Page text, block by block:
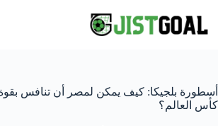
المحتوى
أسطورة بلجيكا: كيف يمكن لمصر أن تنافس
كأس العالم؟